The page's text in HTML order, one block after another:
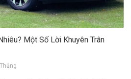
Một Số Lời Khuyên Trân